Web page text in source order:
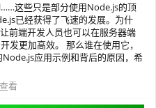
这些只是部分使用Node.js的顶
已经获得了飞速的发展。为什
前端开发人员也可以在服务器端
发更加高效。 那么谁在使用它，
应用示例和背后的原因，希
看